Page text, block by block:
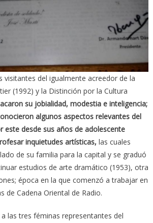
visitantes del igualmente acreedor de la
(1992) y la Distinción por la Cultura
su jobialidad, modestia e inteligencia;
algunos aspectos relevantes del
este desde sus años de adolescente
inquietudes artísticas, las cuales
de su familia para la capital y se graduó
estudios de arte dramático (1953), otra
época en la que comenzó a trabajar en
de Cadena Oriental de Radio.
las tres féminas representantes del